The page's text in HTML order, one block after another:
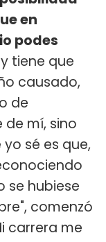
en
podes
y tiene que
causado,
de
de mí, sino
sé es que,
se hubiese
comenzó
carrera me